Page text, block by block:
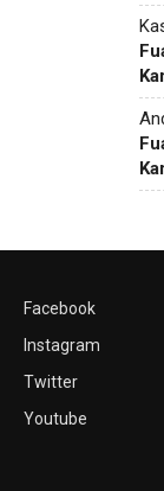
Facebook
Instagram
Twitter
Youtube